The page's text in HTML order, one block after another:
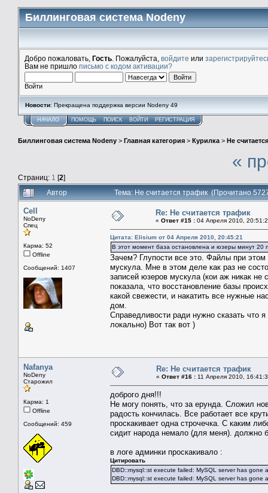
Биллинговая система Nodeny
Добро пожаловать, Гость . Пожалуйста, войдите или
Вам не пришло письмо с кодом активации?
Войти
Новости: Прекращена поддержка версии Nodeny 49
НАЧАЛО ПОМОЩЬ ПОИСК ВОЙТИ РЕГИСТРАЦИЯ
Биллинговая система Nodeny > Главная категория > Курилка > Не
Страниц: 1 [2]
«
Автор Тема: Не считается трафик (Прочитано
Cell
NoDeny
Спец
Карма: 52
Offline
Сообщений: 1407
Re: Не считается трафик
« Ответ #15 : 04 Апреля 2010,
Цитата: Elisium от 04 Апреля 2010, 20:45:21
В этот момент база остановлена и юзеры минут 20
Зачем? Глупости все это. Файлы при
мускула. Мне в этом деле как раз не
записей юзеров мускула (кои аж никак не
показала, что восстановление базы
какой свежести, и накатить все нужные
дом.
Справедливости ради нужно сказать что
локально) Вот так вот )
Nafanya
NoDeny
Старожил
Карма: 1
Offline
Сообщений: 459
Re: Не считается трафик
« Ответ #16 : 11 Апреля 2010,
доброго дня!!!
Не могу понять, что за ерунда. Сложил
радость кончилась. Все работает все
проскакивает одна строчечка. С каким
сидит народа немало (для меня). должно
в логе админки проскакивало :
Цитировать
DBD::mysql::st execute failed: MySQL server has gone
DBD::mysql::st execute failed: MySQL server has gone